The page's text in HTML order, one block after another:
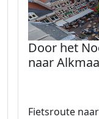
Door het
naar
Fietsroute